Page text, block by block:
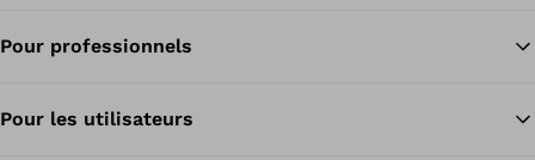
Pour professionnels
Pour les utilisateurs